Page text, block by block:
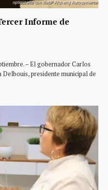
Informe de
– El gobernador Carlos
presidente municipal de